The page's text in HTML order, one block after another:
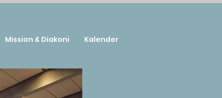
Mission & Diakoni Kalender